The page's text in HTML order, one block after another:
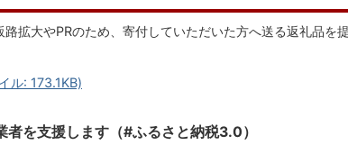
拡大やPRのため、寄付していただいた方へ送る返礼品を
ル: 173.1KB)
を支援します（#ふるさと納税3.0）